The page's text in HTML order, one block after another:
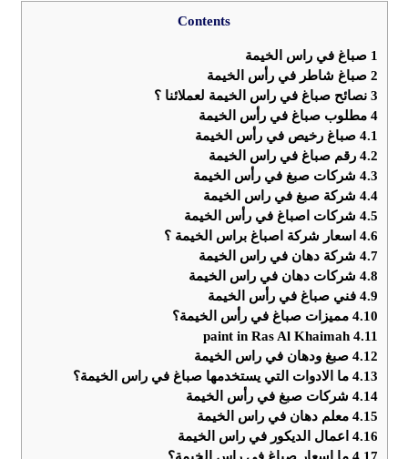
Contents
1 صباغ في راس الخيمة
2 صباغ شاطر في رأس الخيمة
3 نصائح صباغ في راس الخيمة لعملائنا ؟
4 مطلوب صباغ في رأس الخيمة
4.1 صباغ رخيص في رأس الخيمة
4.2 رقم صباغ في راس الخيمة
4.3 شركات صبغ في رأس الخيمة
4.4 شركة صبغ في راس الخيمة
4.5 شركات اصباغ في رأس الخيمة
4.6 اسعار شركة اصباغ براس الخيمة ؟
4.7 شركة دهان في راس الخيمة
4.8 شركات دهان في راس الخيمة
4.9 فني صباغ في رأس الخيمة
4.10 مميزات صباغ في رأس الخيمة؟
4.11
paint in Ras Al Khaimah
4.12 صبغ ودهان في راس الخيمة
4.13 ما الادوات التي يستخدمها صباغ في راس الخيمة؟
4.14 شركات صبغ في رأس الخيمة
4.15 معلم دهان في راس الخيمة
4.16 اعمال الديكور في راس الخيمة
4.17 ما اسعار صباغ في راس الخيمة؟